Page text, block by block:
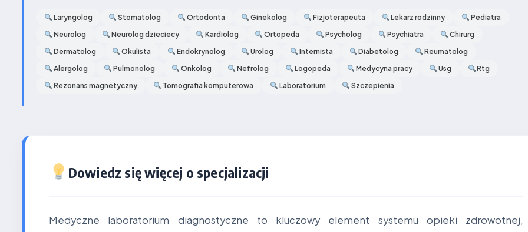
Laryngolog Stomatolog Ortodonta Ginekolog Fizjoterapeuta Lekarz rodzinny
Pediatra
Neurolog
Neurolog dzieciecy Kardiolog Ortopeda Psycholog Psychiatra
Chirurg
Dermatolog
Okulista Endokrynolog Urolog Internista Diabetolog
Reumatolog
Alergolog
Pulmonolog Onkolog Nefrolog Logopeda Medycyna pracy Usg
Rtg
Rezonans magnetyczny
Tomografia komputerowa Laboratorium Szczepienia
Dowiedz się więcej o specjalizacji
Medyczne laboratorium diagnostyczne to kluczowy element systemu opieki zdrowotnej,